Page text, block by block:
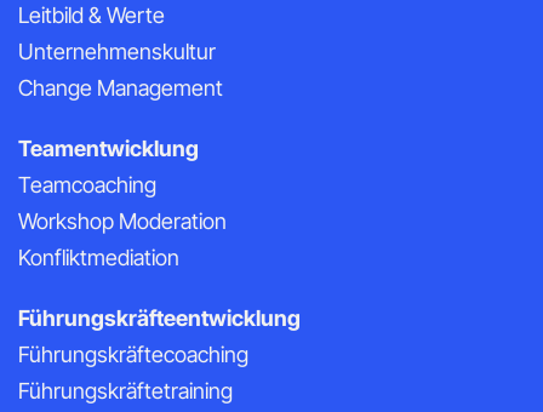
Teamentwicklung
Teamcoaching
Workshop Moderation
Konfliktmediation
Führungskräfteentwicklung
Führungskräftecoaching
Führungskräftetraining
Leitbild & Werte
Unternehmenskultur
Change Management